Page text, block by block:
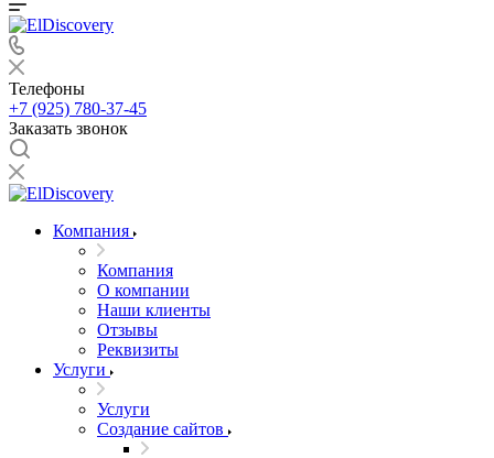
Телефоны
+7 (925) 780-37-45
Заказать звонок
Компания
Компания
О компании
Наши клиенты
Отзывы
Реквизиты
Услуги
Услуги
Создание сайтов